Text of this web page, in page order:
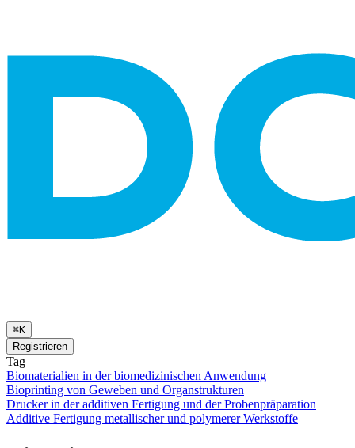
⌘K
Registrieren
Tag
Biomaterialien in der biomedizinischen Anwendung
Bioprinting von Geweben und Organstrukturen
Drucker in der additiven Fertigung und der Probenpräparation
Additive Fertigung metallischer und polymerer Werkstoffe